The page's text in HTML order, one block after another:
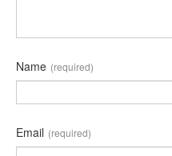
Name (required)
Email (required)